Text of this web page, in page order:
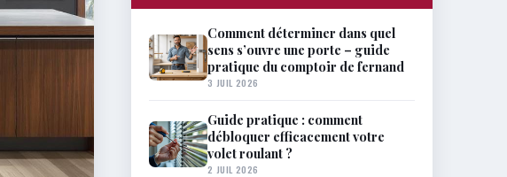
Comment déterminer dans quel
sens s’ouvre une porte – guide
pratique du comptoir de fernand
3 JUIL 2026
Guide pratique : comment
débloquer efficacement votre
volet roulant ?
2 JUIL 2026